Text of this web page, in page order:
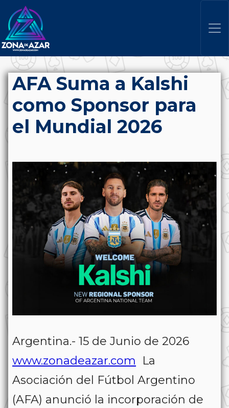
AFA Suma a Kalshi
como Sponsor para
el Mundial 2026
Argentina.- 15 de Junio de 2026
www.zonadeazar.com La
Asociación del Fútbol Argentino
(AFA) anunció la incorporación de